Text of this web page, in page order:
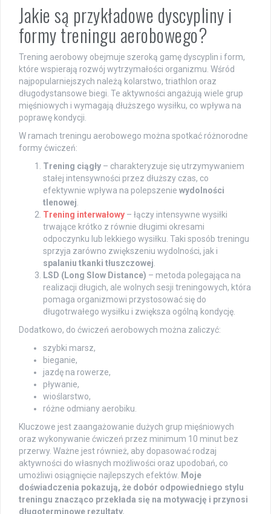
Jakie są przykładowe dyscypliny i
formy treningu aerobowego?
Trening aerobowy obejmuje szeroką gamę dyscyplin i form,
które wspierają rozwój wytrzymałości organizmu. Wśród
najpopularniejszych należą kolarstwo, triathlon oraz
długodystansowe biegi. Te aktywności angażują wiele grup
mięśniowych i wymagają dłuższego wysiłku, co wpływa na
poprawę kondycji.
W ramach treningu aerobowego można spotkać różnorodne
formy ćwiczeń:
Trening ciągły – charakteryzuje się utrzymywaniem
stałej intensywności przez dłuższy czas, co
efektywnie wpływa na polepszenie wydolności
tlenowej
Trening interwałowy – łączy intensywne wysiłki
trwające krótko z równie długimi okresami
odpoczynku lub lekkiego wysiłku. Taki sposób treningu
sprzyja zarówno zwiększeniu wydolności, jak i
spalaniu tkanki tłuszczowej
LSD (Long Slow Distance) – metoda polegająca na
realizacji długich, ale wolnych sesji treningowych, która
pomaga organizmowi przystosować się do
długotrwałego wysiłku i zwiększa ogólną kondycję.
Dodatkowo, do ćwiczeń aerobowych można zaliczyć:
szybki marsz,
bieganie,
jazdę na rowerze,
pływanie,
wioślarstwo,
różne odmiany aerobiku.
Kluczowe jest zaangażowanie dużych grup mięśniowych
oraz wykonywanie ćwiczeń przez minimum 10 minut bez
przerwy. Ważne jest również, aby dopasować rodzaj
aktywności do własnych możliwości oraz upodobań, co
umożliwi osiągnięcie najlepszych efektów. Moje
doświadczenia pokazują, że dobór odpowiedniego stylu
treningu znacząco przekłada się na motywację i przynosi
długoterminowe rezultaty.